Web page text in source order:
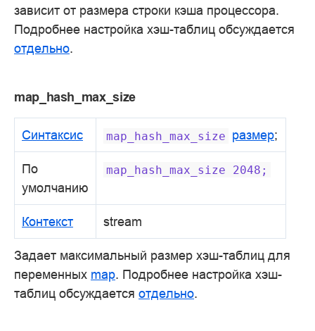
зависит от размера строки кэша процессора.
Подробнее настройка хэш-таблиц обсуждается
отдельно.
map_hash_max_size
Синтаксис map_hash_max_size размер;
По
умолчанию
map_hash_max_size 2048;
Контекст stream
Задает максимальный размер хэш-таблиц для
переменных map. Подробнее настройка хэш-
таблиц обсуждается отдельно.